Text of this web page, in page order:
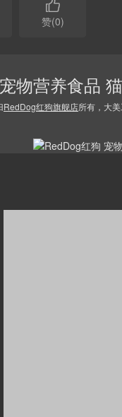

赞(0)
物营养食品
RedDog红狗旗舰店所有，大